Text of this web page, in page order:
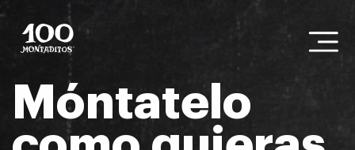
Móntatelo